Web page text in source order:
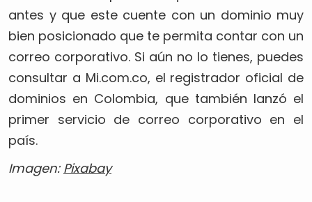
antes y que este cuente con un dominio muy
bien posicionado que te permita contar con un
correo corporativo. Si aún no lo tienes, puedes
consultar a Mi.com.co, el registrador oficial de
dominios en Colombia, que también lanzó el
primer servicio de correo corporativo en el
país.
Imagen: Pixabay